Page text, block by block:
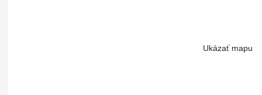
Ukázať mapu